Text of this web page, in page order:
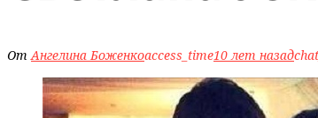
ОтАнгелина Боженкоaccess_time10 лет назад